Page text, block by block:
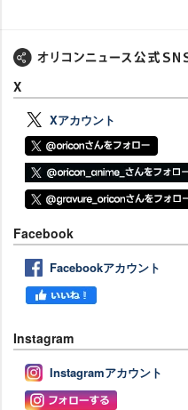
X
Xアカウント
Facebook
Facebookアカウント
Instagram
Instagramアカウント